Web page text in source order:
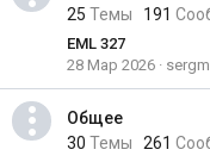
25 Темы 191
EML 327
28 Мар 2026
Общее
30 Темы 261